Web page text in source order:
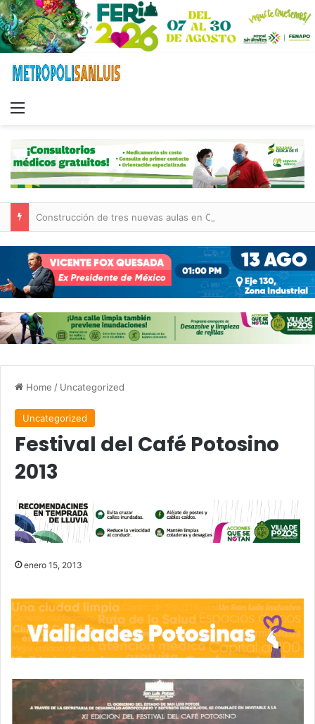
Home / Uncategorized
Uncategorized
Festival del Café Potosino
2013
enero 15, 2013